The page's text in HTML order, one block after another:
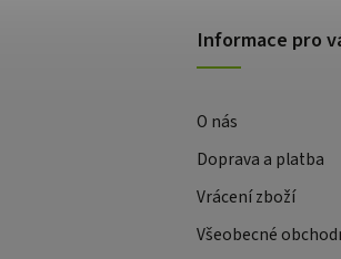
Informace pro
O nás
Doprava a platba
Vrácení zboží
Všeobecné